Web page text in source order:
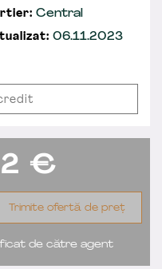
Central
06.11.2023
€
Trimite ofertă de preț
de către agent